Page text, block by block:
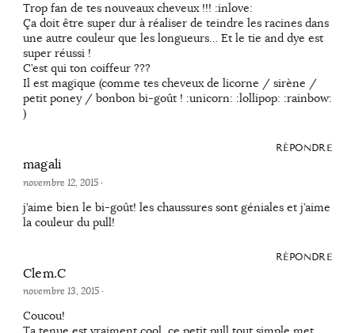
Trop fan de tes nouveaux cheveux !!! :inlove:
Ça doit être super dur à réaliser de teindre les racines dans
une autre couleur que les longueurs… Et le tie and dye est
super réussi !
C’est qui ton coiffeur ???
Il est magique (comme tes cheveux de licorne / sirène /
petit poney / bonbon bi-goût ! :unicorn: :lollipop: :rainbow:
)
RÉPONDRE
magali
novembre 12, 2015·
j’aime bien le bi-goût! les chaussures sont géniales et j’aime
la couleur du pull!
RÉPONDRE
Clem.C
novembre 13, 2015·
Coucou!